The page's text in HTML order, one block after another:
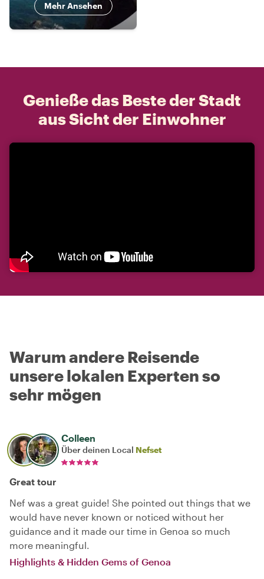
Mehr Ansehen
Genieße das Beste der Stadt
aus Sicht der Einwohner
Warum andere Reisende
unsere lokalen Experten so
sehr mögen
Colleen
Über deinen Local Nefset
Great tour
Nef was a great guide! She pointed out things that we
would have never known or noticed without her
guidance and it made our time in Genoa so much
more meaningful.
Highlights & Hidden Gems of Genoa